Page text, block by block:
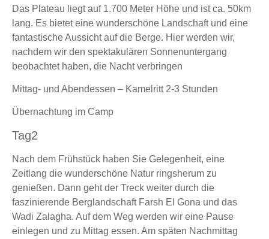
Das Plateau liegt auf 1.700 Meter Höhe und ist ca. 50km
lang. Es bietet eine wunderschöne Landschaft und eine
fantastische Aussicht auf die Berge. Hier werden wir,
nachdem wir den spektakulären Sonnenuntergang
beobachtet haben, die Nacht verbringen
Mittag- und Abendessen – Kamelritt 2-3 Stunden
Übernachtung im Camp
Tag2
Nach dem Frühstück haben Sie Gelegenheit, eine
Zeitlang die wunderschöne Natur ringsherum zu
genießen. Dann geht der Treck weiter durch die
faszinierende Berglandschaft Farsh El Gona und das
Wadi Zalagha. Auf dem Weg werden wir eine Pause
einlegen und zu Mittag essen. Am späten Nachmittag